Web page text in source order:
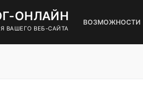
ОНЛАЙН
ВАШЕГО ВЕБ-САЙТА
ВОЗМОЖНОСТИ